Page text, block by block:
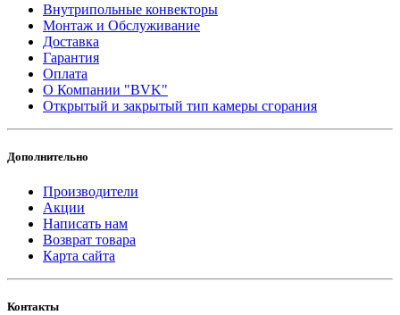
Внутрипольные конвекторы
Монтаж и Обслуживание
Доставка
Гарантия
Оплата
О Компании "BVK"
Открытый и закрытый тип камеры сгорания
Дополнительно
Производители
Акции
Написать нам
Возврат товара
Карта сайта
Контакты